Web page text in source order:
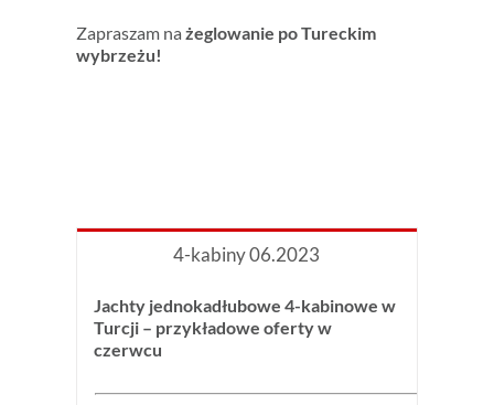
Zapraszam na żeglowanie po Tureckim
wybrzeżu!
4-kabiny 06.2023
Jachty jednokadłubowe 4-kabinowe w
Turcji – przykładowe oferty w
czerwcu